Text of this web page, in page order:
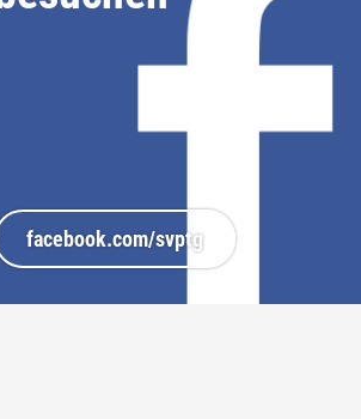
facebook.com/svptg